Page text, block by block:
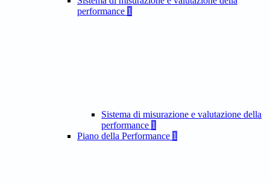
performance 1
Sistema di misurazione e valutazione della
performance 1
Piano della Performance 1